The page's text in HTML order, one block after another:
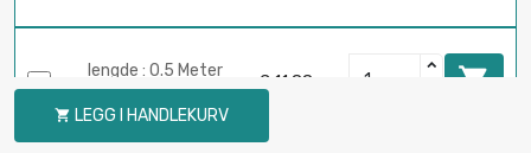
lengde : 0.5 Meter
diameter : 8mm
€ 11.88 
 LEGG I HANDLEKURV